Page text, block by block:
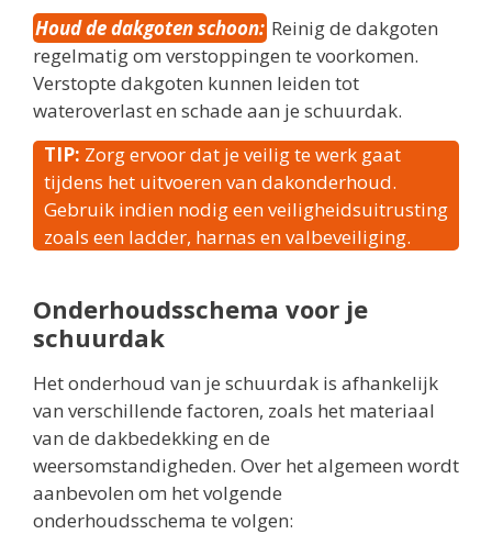
Houd de dakgoten schoon: Reinig de dakgoten
regelmatig om verstoppingen te voorkomen.
Verstopte dakgoten kunnen leiden tot
wateroverlast en schade aan je schuurdak.
TIP: Zorg ervoor dat je veilig te werk gaat
tijdens het uitvoeren van dakonderhoud.
Gebruik indien nodig een veiligheidsuitrusting
zoals een ladder, harnas en valbeveiliging.
Onderhoudsschema voor je
schuurdak
Het onderhoud van je schuurdak is afhankelijk
van verschillende factoren, zoals het materiaal
van de dakbedekking en de
weersomstandigheden. Over het algemeen wordt
aanbevolen om het volgende
onderhoudsschema te volgen: